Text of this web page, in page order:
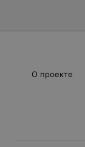
О проекте